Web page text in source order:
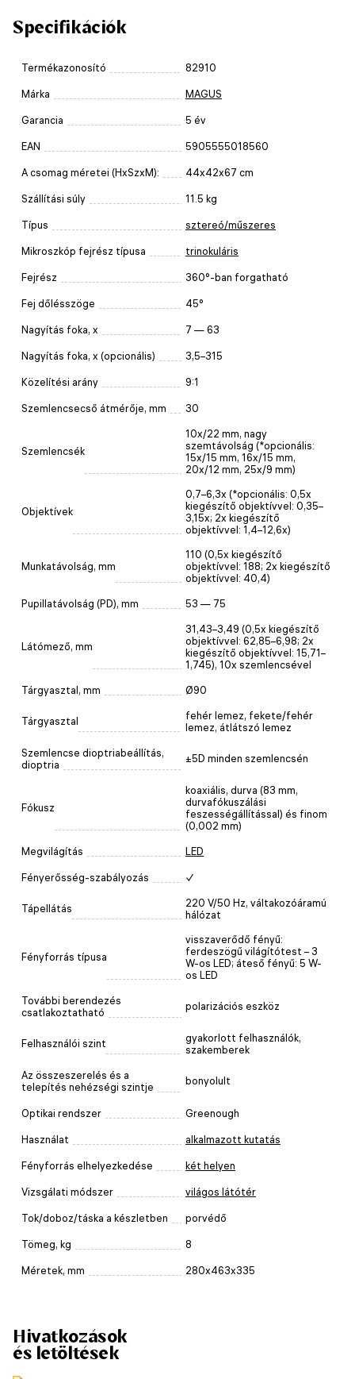
Specifikációk
Termékazonosító 82910
Márka MAGUS
Garancia 5 év
EAN 5905555018560
A csomag méretei (HxSzxM): 44x42x67 cm
Szállítási súly 11.5 kg
Típus sztereó/műszeres
Mikroszkóp fejrész típusa trinokuláris
Fejrész 360°-ban forgatható
Fej dőlésszöge 45°
Nagyítás foka, x 7 — 63
Nagyítás foka, x (opcionális) 3,5–315
Közelítési arány 9:1
Szemlencsecső átmérője, mm 30
Szemlencsék
10x/22 mm, nagy
szemtávolság (*opcionális:
15x/15 mm, 16x/15 mm,
20x/12 mm, 25x/9 mm)
Objektívek
0,7–6,3x (*opcionális: 0,5x
kiegészítő objektívvel: 0,35–
3,15x; 2x kiegészítő
objektívvel: 1,4–12,6x)
Munkatávolság, mm
110 (0,5x kiegészítő
objektívvel: 188; 2x kiegészítő
objektívvel: 40,4)
Pupillatávolság (PD), mm 53 — 75
Látómező, mm
31,43–3,49 (0,5x kiegészítő
objektívvel: 62,85–6,98; 2x
kiegészítő objektívvel: 15,71–
1,745), 10x szemlencsével
Tárgyasztal, mm Ø90
Tárgyasztal
fehér lemez, fekete/fehér
lemez, átlátszó lemez
Szemlencse dioptriabeállítás,
dioptria
±5D minden szemlencsén
Fókusz
koaxiális, durva (83 mm,
durvafókuszálási
feszességállítással) és finom
(0,002 mm)
Megvilágítás LED
Fényerősség-szabályozás ✓
Tápellátás
220 V/50 Hz, váltakozóáramú
hálózat
Fényforrás típusa
visszaverődő fényű:
ferdeszögű világítótest – 3
W-os LED; áteső fényű: 5 W-
os LED
További berendezés
csatlakoztatható
polarizációs eszköz
Felhasználói szint
gyakorlott felhasználók,
szakemberek
Az összeszerelés és a
telepítés nehézségi szintje
bonyolult
Optikai rendszer Greenough
Használat alkalmazott kutatás
Fényforrás elhelyezkedése két helyen
Vizsgálati módszer világos látótér
Tok/doboz/táska a készletben porvédő
Tömeg, kg 8
Méretek, mm 280x463x335
Hivatkozások
és letöltések